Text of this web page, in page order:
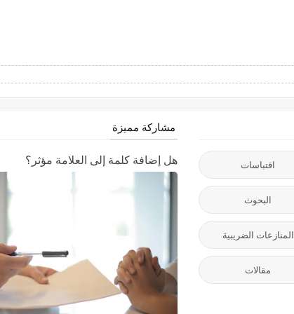
اقتباسات
البحوث
المنازعات الضريبية
مقالات
مشاركة مميزة
هل إضافة كلمة إلى العلامة مؤثر؟